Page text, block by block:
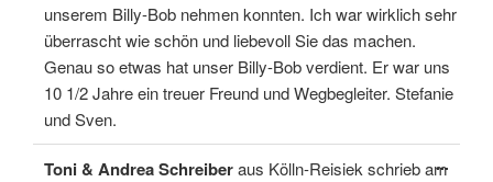
unserem Billy-Bob nehmen konnten. Ich war wirklich sehr
überrascht wie schön und liebevoll Sie das machen.
Genau so etwas hat unser Billy-Bob verdient. Er war uns
10 1/2 Jahre ein treuer Freund und Wegbegleiter. Stefanie
und Sven.
Toni & Andrea Schreiberaus Kölln-Reisiek schrieb am
...